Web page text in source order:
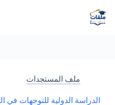
إلى
المحتوى
ملف المستجدات
الدراسة الدولية للتوجهات في